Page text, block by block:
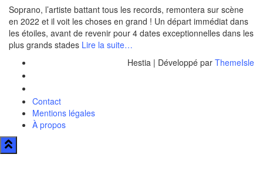
Soprano, l’artiste battant tous les records, remontera sur scène
en 2022 et il voit les choses en grand ! Un départ immédiat dans
les étoiles, avant de revenir pour 4 dates exceptionnelles dans les
plus grands stades Lire la suite…
Contact
Mentions légales
À propos
Hestia | Développé par ThemeIsle